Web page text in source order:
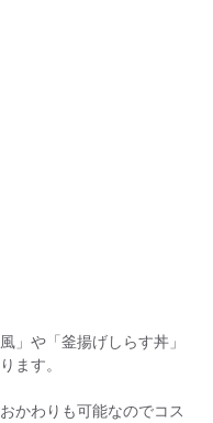
」や「釜揚げしらす丼」
ます。
かわりも可能なのでコス